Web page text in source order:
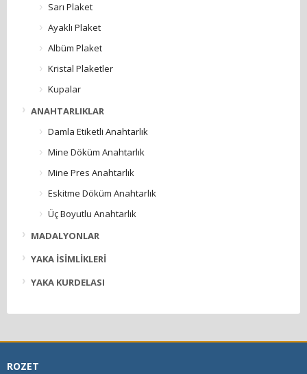
Sarı Plaket
Ayaklı Plaket
Albüm Plaket
Kristal Plaketler
Kupalar
ANAHTARLIKLAR
Damla Etiketli Anahtarlık
Mine Döküm Anahtarlık
Mine Pres Anahtarlık
Eskitme Döküm Anahtarlık
Üç Boyutlu Anahtarlık
MADALYONLAR
YAKA İSİMLİKLERİ
YAKA KURDELASI
ROZET